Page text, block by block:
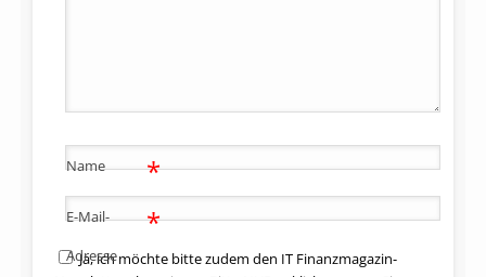
Name *
E-Mail-
Adresse
*
Ja, ich möchte bitte zudem den IT Finanzmagazin-